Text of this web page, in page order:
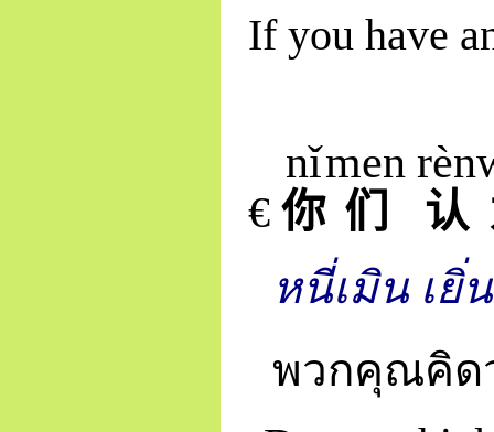
If you have
€ 你
nǐ
们
men
认
rèn
หนี่เมิน เยิ่
พวกคุณคิด